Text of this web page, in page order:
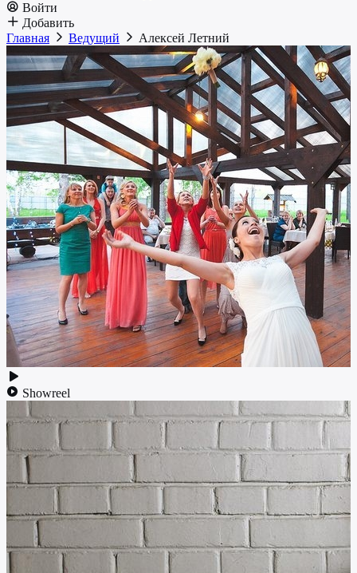
Войти
Добавить
Главная
Ведущий Алексей Летний
Showreel